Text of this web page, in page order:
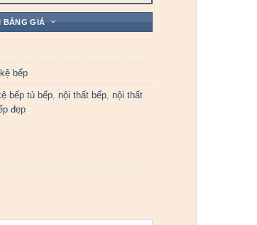
BẢNG GIÁ
bếp
bếp tủ bếp ,nội thất bếp ,nội thất
đẹp